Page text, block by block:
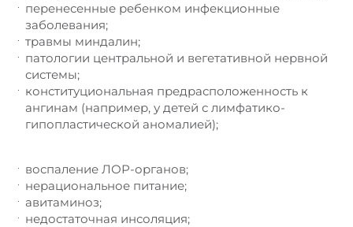
перенесенные ребенком инфекционные
заболевания;
травмы миндалин;
патологии центральной и вегетативной нервной
системы;
конституциональная предрасположенность к
ангинам (например, у детей с лимфатико-
гипопластической аномалией);
воспаление ЛОР-органов;
нерациональное питание;
авитаминоз;
недостаточная инсоляция;